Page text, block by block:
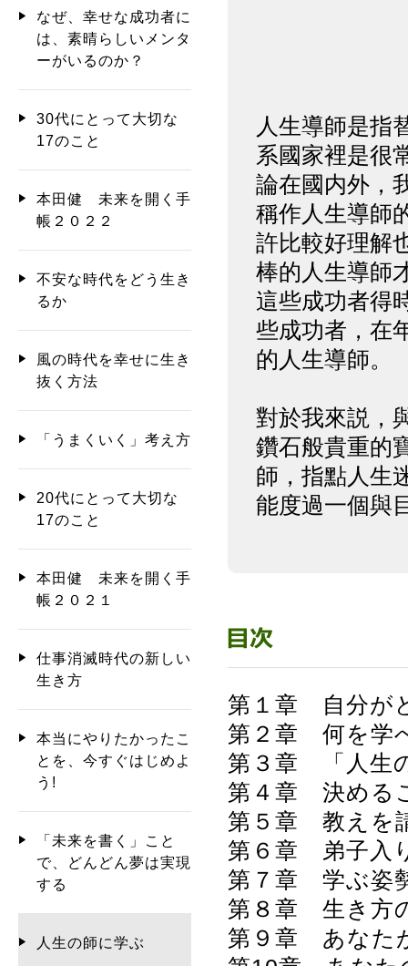
人生導師是指
系國家裡是很
論在國内外，
稱作人生導師
許比較好理解
棒的人生導師
這些成功者得
些成功者，在
的人生導師。
對於我來説，
鑽石般貴重的
師，指點人生
能度過一個與
第１章 自分が
第２章 何を学
第３章 「人生
第４章 決める
第５章 教えを
第６章 弟子入
第７章 学ぶ姿
第８章 生き方
第９章 あなた
なぜ、幸せな成功者に
は、素晴らしいメンタ
ーがいるのか？
30代にとって大切な
17のこと
本田健 未来を開く手
帳２０２２
不安な時代をどう生き
るか
風の時代を幸せに生き
抜く方法
「うまくいく」考え方
20代にとって大切な
17のこと
本田健 未来を開く手
帳２０２１
仕事消滅時代の新しい
生き方
本当にやりたかったこ
とを、今すぐはじめよ
う!
「未来を書く」こと
で、どんどん夢は実現
する
人生の師に学ぶ